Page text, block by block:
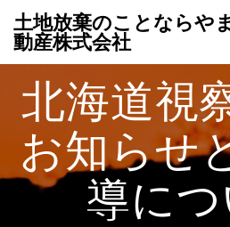
ン
ン
ツ
へ
ス
キ
ッ
土地放棄のことならや
動産株式会社
北海道視
お知らせ
導に